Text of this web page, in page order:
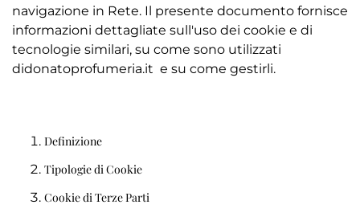
navigazione in Rete. Il presente documento fornisce
informazioni dettagliate sull'uso dei cookie e di
tecnologie similari, su come sono utilizzati
didonatoprofumeria.it e su come gestirli.
Definizione
Tipologie di Cookie
Cookie di Terze Parti